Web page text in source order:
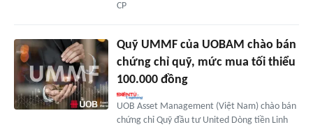
CP
Quỹ UMMF của UOBAM chào bán
chứng chỉ quỹ, mức mua tối thiểu
100.000 đồng
UOB Asset Management (Việt Nam) chào bán
chứng chỉ Quỹ đầu tư United Dòng tiền Linh